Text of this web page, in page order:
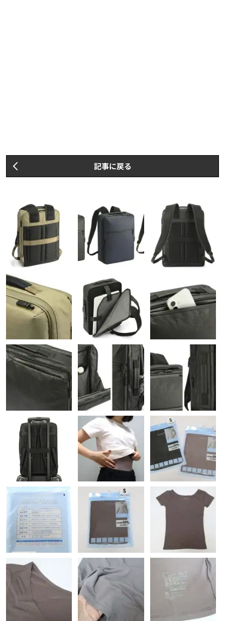
記事に戻る